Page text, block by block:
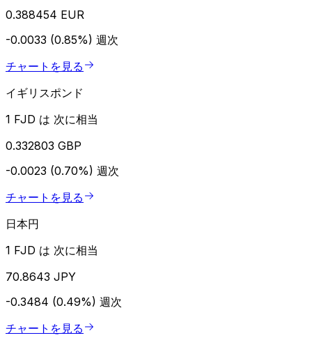
0.388454 EUR
-0.0033 (0.85%) 週次
チャートを見る
イギリスポンド
1 FJD は 次に相当
0.332803 GBP
-0.0023 (0.70%) 週次
チャートを見る
日本円
1 FJD は 次に相当
70.8643 JPY
-0.3484 (0.49%) 週次
チャートを見る